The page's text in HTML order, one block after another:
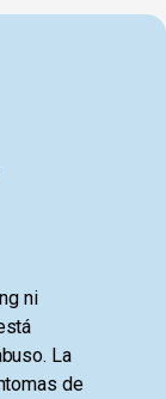
ni
La
de